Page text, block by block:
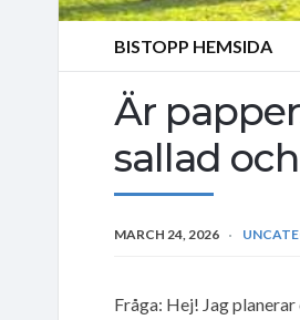
BISTOPP HEMSIDA
Är
sallad
MARCH 24, 2026
Fråga: Hej! Jag